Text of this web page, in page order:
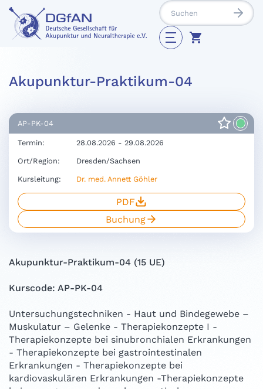
Akupunktur-Praktikum-04
AP-PK-04
Termin: 28.08.2026 - 29.08.2026
Ort/Region: Dresden/Sachsen
Kursleitung: Dr. med. Annett Göhler
PDF
Buchung
Akupunktur-Praktikum-04 (15 UE)
Kurscode: AP-PK-04
Untersuchungstechniken - Haut und Bindegewebe –
Muskulatur – Gelenke - Therapiekonzepte I -
Therapiekonzepte bei sinubronchialen Erkrankungen
- Therapiekonzepte bei gastrointestinalen
Erkrankungen - Therapiekonzepte bei
kardiovaskulären Erkrankungen -Therapiekonzepte